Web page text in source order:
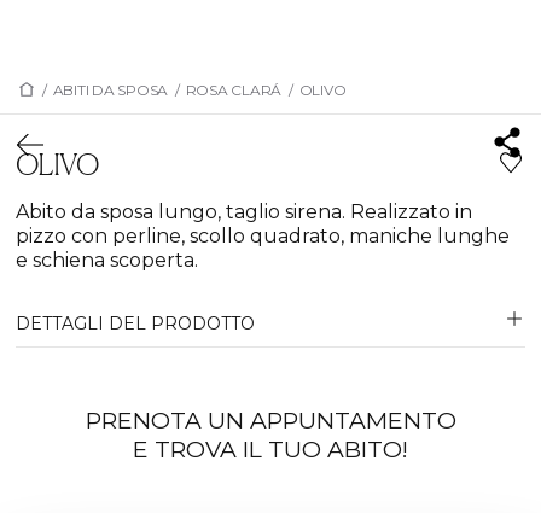
/ ABITI DA SPOSA / ROSA CLARÁ / OLIVO
OLIVO
Abito da sposa lungo, taglio sirena. Realizzato in
pizzo con perline, scollo quadrato, maniche lunghe
e schiena scoperta.
DETTAGLI DEL PRODOTTO
PRENOTA UN APPUNTAMENTO
E TROVA IL TUO ABITO!